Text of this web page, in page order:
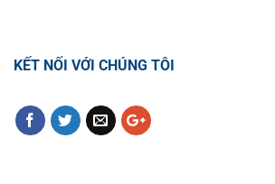
KẾT NỐI VỚI CHÚNG TÔI